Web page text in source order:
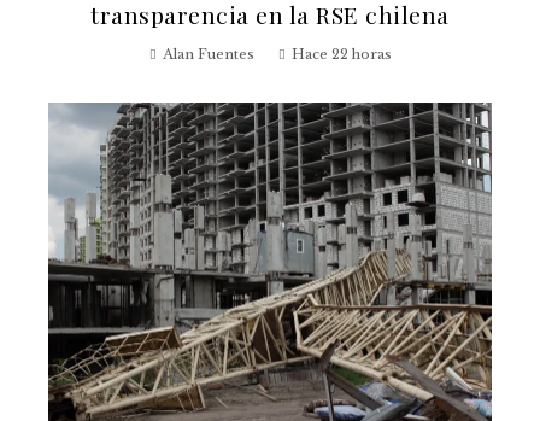
transparencia en la RSE chilena
Alan Fuentes Hace 22 horas